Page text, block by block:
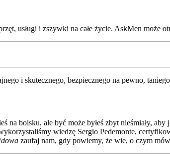
usługi i zszywki na całe życie. AskMen
i skutecznego, bezpiecznego na pewno,
na boisku, ale być może byłeś zbyt nieśmiały,
wiedzę Sergio Pedemonte,
zaufaj nam, gdy powiemy, że wie, o czym